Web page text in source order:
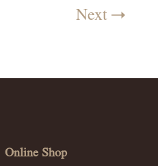
Next
Online Shop